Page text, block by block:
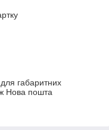
габаритних
Нова пошта